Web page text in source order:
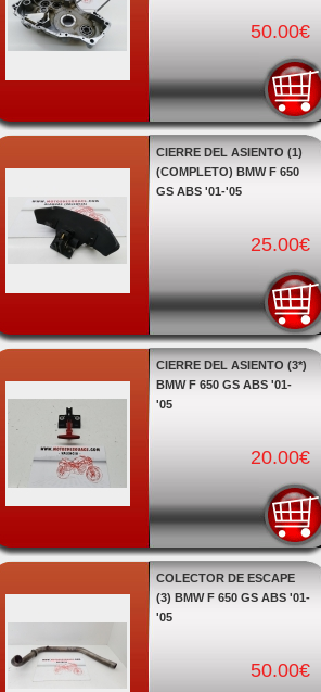
50.00€
CIERRE DEL ASIENTO (1)
(COMPLETO) BMW F 650
GS ABS '01-'05
25.00€
CIERRE DEL ASIENTO (3*)
BMW F 650 GS ABS '01-
'05
20.00€
COLECTOR DE ESCAPE
(3) BMW F 650 GS ABS '01-
'05
50.00€